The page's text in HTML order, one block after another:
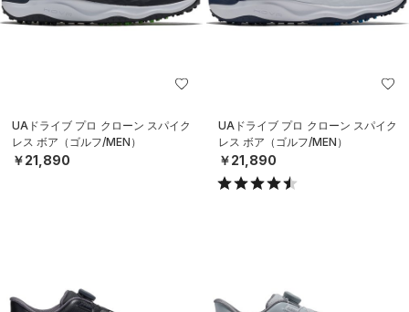
UAドライブ プロ クローン スパイク
レス ボア（ゴルフ/MEN）
￥21,890
UAドライブ プロ クローン スパイク
レス ボア（ゴルフ/MEN）
￥21,890